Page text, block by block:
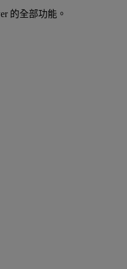
的全部功能。